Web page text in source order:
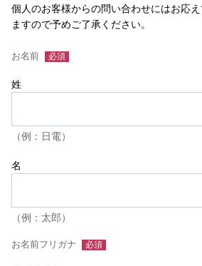
個人のお客様からの問い合わせにはお応
ますので予めご了承ください。
お名前
姓
（例：日電）
名
（例：太郎）
お名前フリガナ